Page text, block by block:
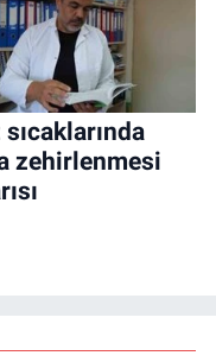
sıcaklarında
zehirlenmesi